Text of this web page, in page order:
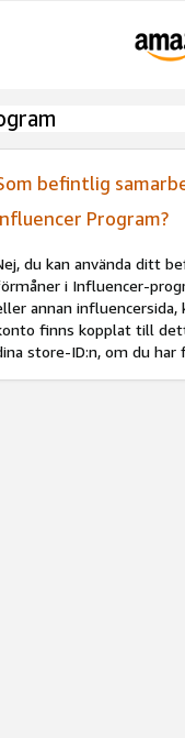
befintlig
Program?
du kan använda ditt
i Influencer-
annan influencersida,
finns kopplat till
store-ID:n, om du